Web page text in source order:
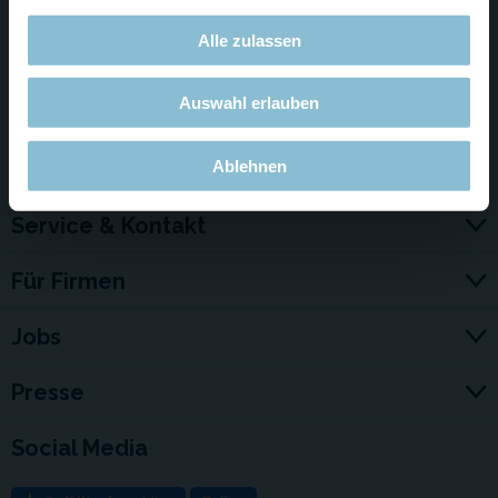
Alle zulassen
Auswahl erlauben
Ablehnen
zum YouTube-Video
Service & Kontakt
Für Firmen
Jobs
Presse
Social Media